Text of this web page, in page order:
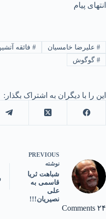
انتهای پیام
#علیرضا خامسیان #فائقه
#گوگوش
این را با دیگران به اشتراک بگذار:
PREVIOUS
نوشته
شباهت ثریا
قاسمی به
علی
نصیریان!!!
۲۴ Comments